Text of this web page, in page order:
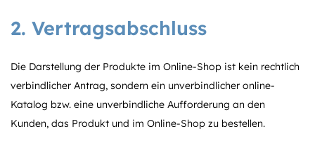
2. Vertragsabschluss
Die Darstellung der Produkte im Online-Shop ist kein rechtlich
verbindlicher Antrag, sondern ein unverbindlicher online-
Katalog bzw. eine unverbindliche Aufforderung an den
Kunden, das Produkt und im Online-Shop zu bestellen.